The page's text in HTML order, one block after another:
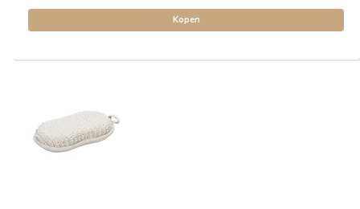
Kopen